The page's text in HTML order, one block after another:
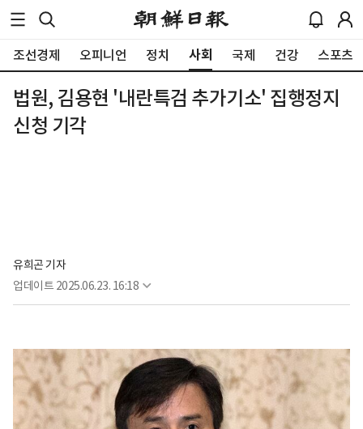
조선경제 오피니언 정치 사회 국제 건강 스포츠
법원, 김용현 '내란특검 추가기소' 집행정지
신청 기각
유희곤 기자
업데이트 2025.06.23. 16:18